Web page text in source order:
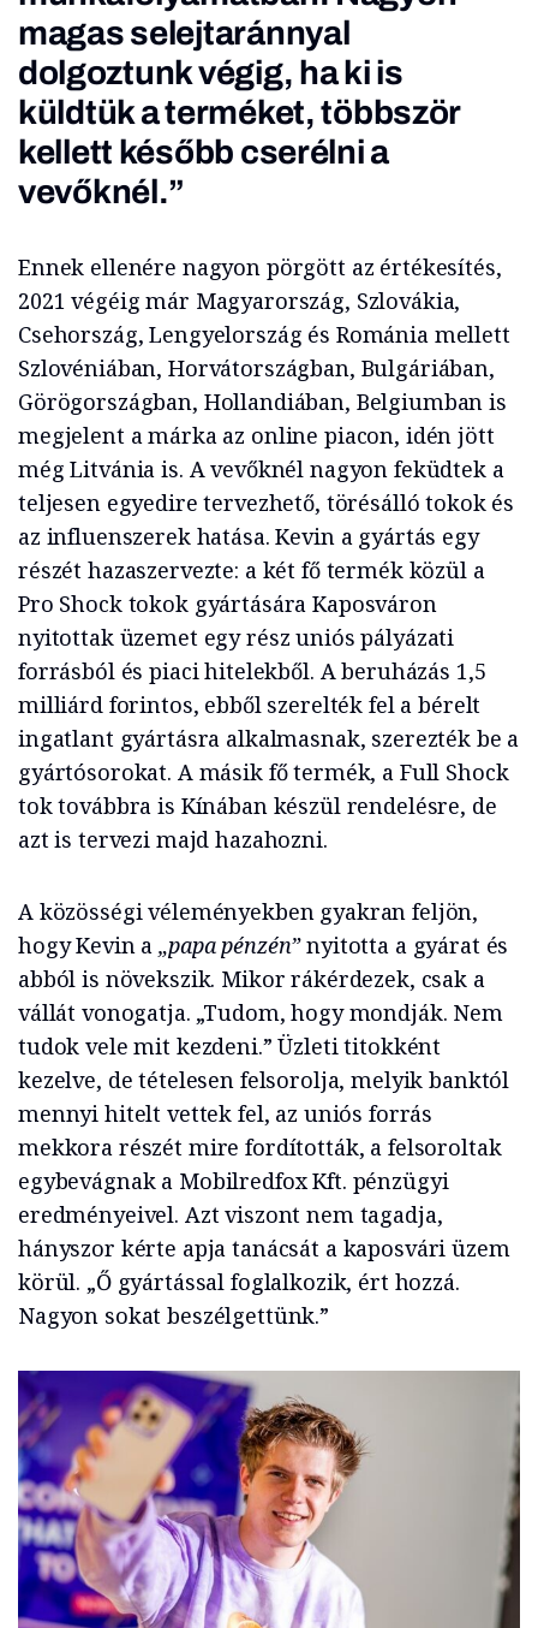
magas selejtaránnyal
dolgoztunk végig, ha ki is
küldtük a terméket, többször
kellett később cserélni a
vevőknél.”
Ennek ellenére nagyon pörgött az értékesítés,
2021 végéig már Magyarország, Szlovákia,
Csehország, Lengyelország és Románia mellett
Szlovéniában, Horvátországban, Bulgáriában,
Görögországban, Hollandiában, Belgiumban is
megjelent a márka az online piacon, idén jött
még Litvánia is. A vevőknél nagyon feküdtek a
teljesen egyedire tervezhető, törésálló tokok és
az influenszerek hatása. Kevin a gyártás egy
részét hazaszervezte: a két fő termék közül a
Pro Shock tokok gyártására Kaposváron
nyitottak üzemet egy rész uniós pályázati
forrásból és piaci hitelekből. A beruházás 1,5
milliárd forintos, ebből szerelték fel a bérelt
ingatlant gyártásra alkalmasnak, szerezték be a
gyártósorokat. A másik fő termék, a Full Shock
tok továbbra is Kínában készül rendelésre, de
azt is tervezi majd hazahozni.
A közösségi véleményekben gyakran feljön,
hogy Kevin a„papa pénzén”nyitotta a gyárat és
abból is növekszik. Mikor rákérdezek, csak a
vállát vonogatja. „Tudom, hogy mondják. Nem
tudok vele mit kezdeni.” Üzleti titokként
kezelve, de tételesen felsorolja, melyik banktól
mennyi hitelt vettek fel, az uniós forrás
mekkora részét mire fordították, a felsoroltak
egybevágnak a Mobilredfox Kft. pénzügyi
eredményeivel. Azt viszont nem tagadja,
hányszor kérte apja tanácsát a kaposvári üzem
körül. „Ő gyártással foglalkozik, ért hozzá.
Nagyon sokat beszélgettünk.”